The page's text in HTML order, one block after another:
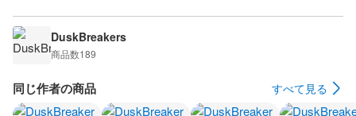
DuskBreakers
商品数189
同じ作者の商品 すべて見る